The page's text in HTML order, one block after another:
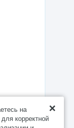
на
корректной